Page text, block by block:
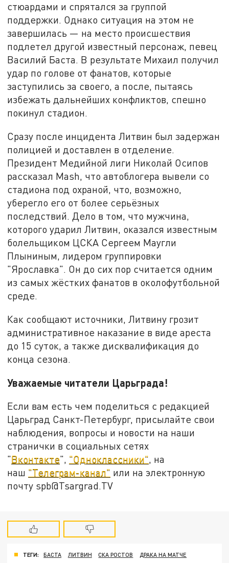
стюардами и спрятался за группой
поддержки. Однако ситуация на этом не
завершилась — на место происшествия
подлетел другой известный персонаж, певец
Василий Баста. В результате Михаил получил
удар по голове от фанатов, которые
заступились за своего, а после, пытаясь
избежать дальнейших конфликтов, спешно
покинул стадион.
Сразу после инцидента Литвин был задержан
полицией и доставлен в отделение.
Президент Медийной лиги Николай Осипов
рассказал Mash, что автоблогера вывели со
стадиона под охраной, что, возможно,
уберегло его от более серьёзных
последствий. Дело в том, что мужчина,
которого ударил Литвин, оказался известным
болельщиком ЦСКА Сергеем Маугли
Плыниным, лидером группировки
"Ярославка". Он до сих пор считается одним
из самых жёстких фанатов в околофутбольной
среде.
Как сообщают источники, Литвину грозит
административное наказание в виде ареста
до 15 суток, а также дисквалификация до
конца сезона.
Уважаемые читатели Царьграда!
Если вам есть чем поделиться с редакцией
Царьград Санкт-Петербург, присылайте свои
наблюдения, вопросы и новости на наши
странички в социальных сетях
"Вконтакте", "Одноклассники", на
наш "Телеграм-канал" или на электронную
почту spb@Tsargrad.TV
ТЕГИ: БАСТА ЛИТВИН СКА РОСТОВ
ДРАКА НА МАТЧЕ